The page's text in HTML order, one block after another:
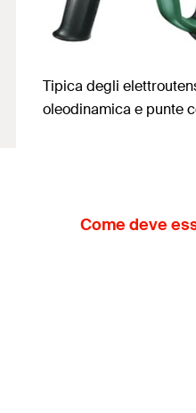
Tipica degli
oleodinamica e punte
Come deve